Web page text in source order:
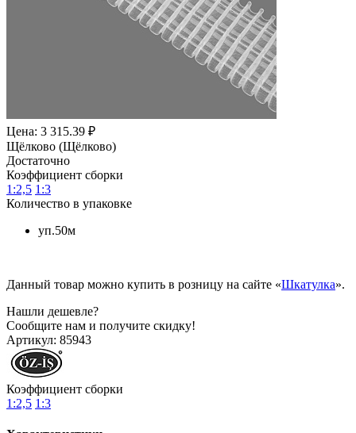
Цена: 3 315.39 ₽
Щёлково (Щёлково)
Достаточно
Коэффициент сборки
1:2,5 1:3
Количество в упаковке
уп.50м
Данный товар можно купить в розницу на сайте «Шкатулка».
Нашли дешевле?
Сообщите нам и получите скидку!
Артикул: 85943
Коэффициент сборки
1:2,5 1:3